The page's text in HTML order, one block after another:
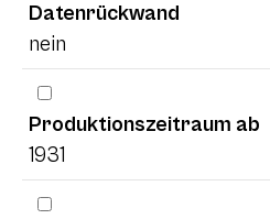
Datenrückwand
nein
Produktionszeitraum ab
1931